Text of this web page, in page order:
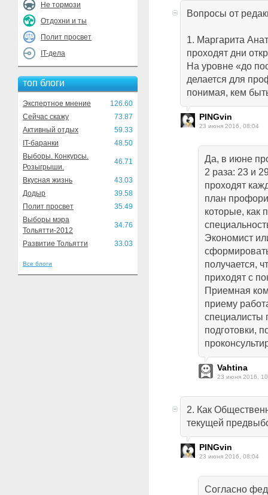
Не тормози
Отдохни и ты
Полит просвет
IT-дела
топ блоги
Экспертное мнение
126.60
Сейчас скажу
73.87
Активный отдых
59.33
IT-баранки
48.50
Выборы. Конкурсы.
Розыгрыши.
46.71
Вкусная жизнь
43.03
Додыр
39.58
Полит просвет
35.49
Выборы мэра
Тольятти-2012
34.76
Развитие Тольятти 33.03
Все блоги
Вопросы от
1. Маргарита
проходят дни
На уровне «до
делается для
понимая, кем
PINGvin
23 июня 2016, 08:04
Да, в июне
2 раза: 23 и
проходят
план
которые, как
Экономист
получается,
приходят с
Приемная
приему
специалисты
подготовки,
Vahtina
23 июня 2016,
2. Как
текущей
PINGvin
23 июня 2016, 08:04
Согласно